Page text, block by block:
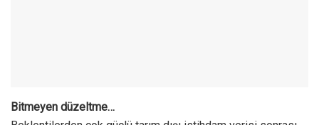
Bitmeyen düzeltme…